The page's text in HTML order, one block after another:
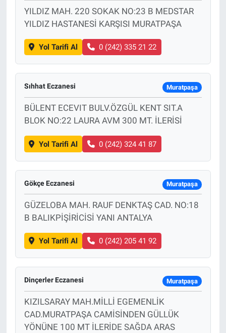
YILDIZ MAH. 220 SOKAK NO:23 B MEDSTAR
YILDIZ HASTANESİ KARŞISI MURATPAŞA
Yol Tarifi Al 0 (242) 335 21 22
Sıhhat Eczanesi Muratpaşa
BÜLENT ECEVIT BULV.ÖZGÜL KENT SIT.A
BLOK NO:22 LAURA AVM 300 MT. İLERİSİ
Yol Tarifi Al 0 (242) 324 41 87
Gökçe Eczanesi Muratpaşa
GÜZELOBA MAH. RAUF DENKTAŞ CAD. NO:18
B BALIKPİŞİRİCİSİ YANI ANTALYA
Yol Tarifi Al 0 (242) 205 41 92
Dinçerler Eczanesi Muratpaşa
KIZILSARAY MAH.MİLLİ EGEMENLİK
CAD.MURATPAŞA CAMİSİNDEN GÜLLÜK
YÖNÜNE 100 MT İLERİDE SAĞDA ARAS